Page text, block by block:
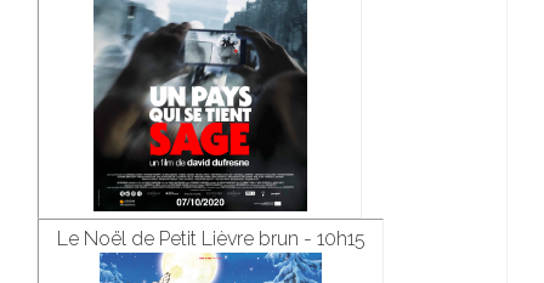
Le Noël de Petit Lièvre brun - 10h15